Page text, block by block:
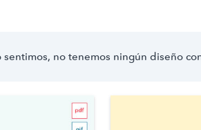
sentimos, no tenemos ningún diseño